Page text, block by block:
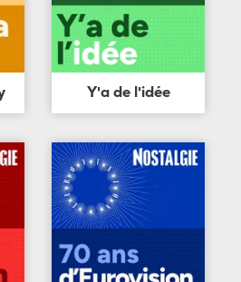
Y'a de l'idée